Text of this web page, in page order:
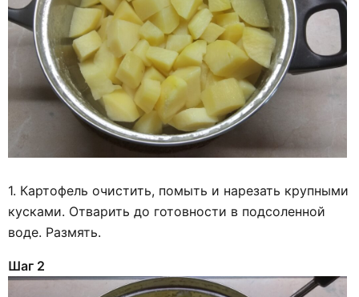
1. Картофель очистить, помыть и нарезать крупными
кусками. Отварить до готовности в подсоленной
воде. Размять.
Шаг 2